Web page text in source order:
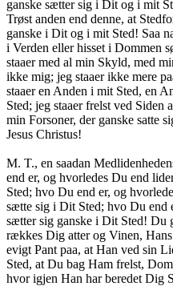
ganske sætter sig i Dit og i mit
Trøst anden end denne, at
ganske i Dit og i mit Sted! Saa
i Verden eller hisset i Dommen
staaer med al min Skyld, med
ikke mig; jeg staaer ikke mere
staaer en Anden i mit Sted, en
Sted; jeg staaer frelst ved Siden
min Forsoner, der ganske satte
Jesus Christus!
M. T., en saadan
end er, og hvorledes Du end
Sted; hvo Du end er, og
sætte sig i Dit Sted; hvo Du end
sætter sig ganske i Dit Sted! Du
rækkes Dig atter og Vinen,
evigt Pant paa, at Han ved sin
Sted, at Du bag Ham frelst,
hvor igjen Han har beredet Dig